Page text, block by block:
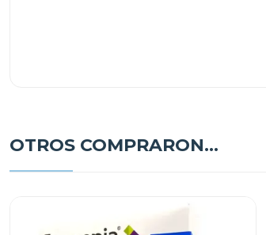
OTROS COMPRARON...